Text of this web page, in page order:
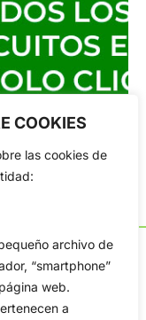
COOKIES
las cookies de
archivo de
“smartphone”
web.
a
del golf